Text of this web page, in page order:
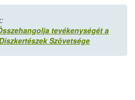
tevékenységét a
Szövetsége